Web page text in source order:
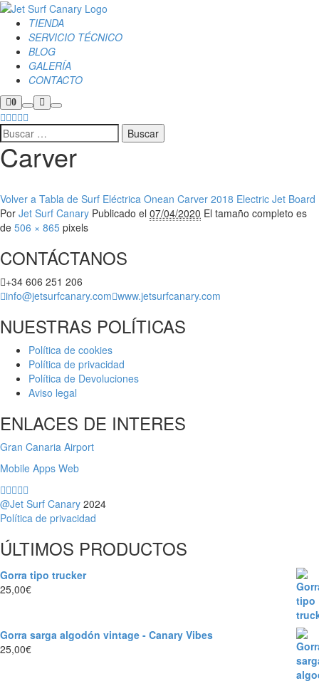
TIENDA
SERVICIO TÉCNICO
BLOG
GALERÍA
CONTACTO
0Barra
lateral
de
la
tienda
Buscar
Más
información
Menú
principal
Carver
Volver a Tabla de Surf Eléctrica Onean Carver 2018 Electric Jet Board
Por Jet Surf Canary Publicado el 07/04/2020 El tamaño completo es
de 506 × 865 pixels
CONTÁCTANOS
+34 606 251 206
info@jetsurfcanary.com www.jetsurfcanary.com
NUESTRAS POLÍTICAS
Política de cookies
Política de privacidad
Política de Devoluciones
Aviso legal
ENLACES DE INTERES
Gran Canaria Airport
Mobile Apps Web
@Jet Surf Canary 2024
Política de privacidad
ÚLTIMOS PRODUCTOS
Gorra tipo trucker
25,00€
Gorra sarga algodón vintage - Canary Vibes
25,00€